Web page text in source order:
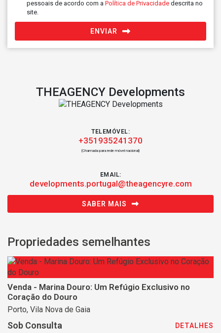
pessoais de acordo com a Política de Privacidade descrita no
site.
ENVIAR
THEAGENCY Developments
TELEMÓVEL:
+351935241370
(Chamada para rede móvel nacional)
EMAIL:
developments.portugal@theagencyre.com
SABER MAIS
Propriedades semelhantes
Venda - Marina Douro: Um Refúgio Exclusivo no
Coração do Douro
Porto, Vila Nova de Gaia
Sob Consulta DETALHES